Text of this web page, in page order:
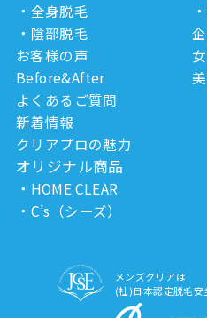
全身脱毛
陰部脱毛
お客様の声
Before&After
よくあるご質問
新着情報
クリアプロの魅力
オリジナル商品
HOME CLEAR
C’s（シーズ）
メンズクリアは
(社)日本認定脱毛安